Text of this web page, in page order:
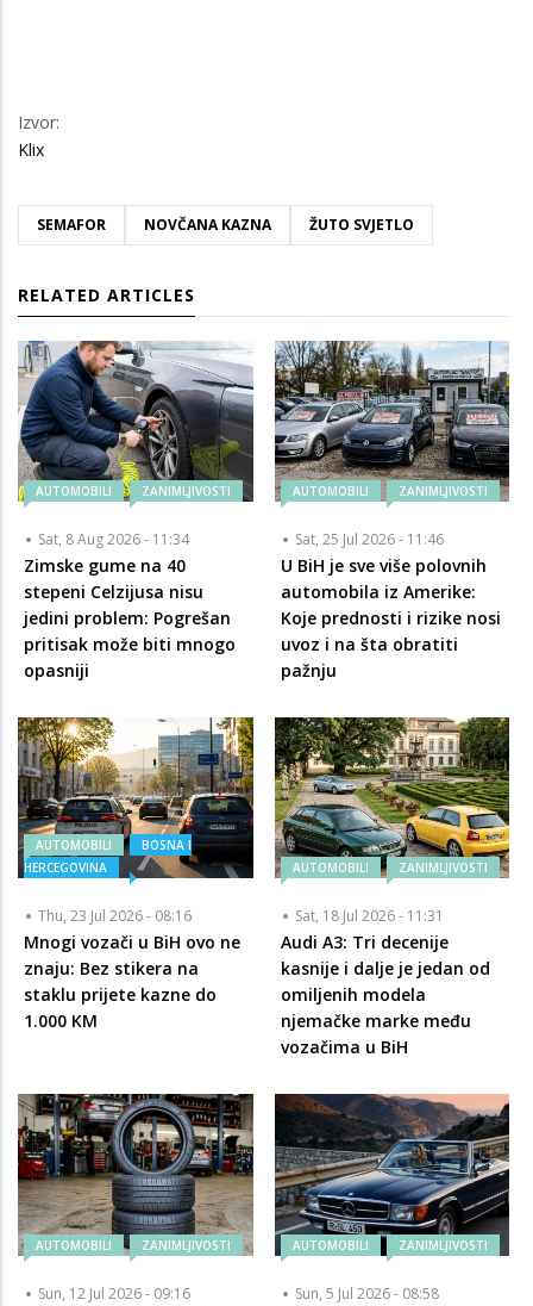
Izvor:
Klix
SEMAFOR NOVČANA KAZNA ŽUTO SVJETLO
RELATED ARTICLES
AUTOMOBILI ZANIMLJIVOSTI
Sat, 8 Aug 2026 - 11:34
Zimske gume na 40
stepeni Celzijusa nisu
jedini problem: Pogrešan
pritisak može biti mnogo
opasniji
AUTOMOBILI ZANIMLJIVOSTI
Sat, 25 Jul 2026 - 11:46
U BiH je sve više polovnih
automobila iz Amerike:
Koje prednosti i rizike nosi
uvoz i na šta obratiti
pažnju
AUTOMOBILI
BOSNA I
HERCEGOVINA
Thu, 23 Jul 2026 - 08:16
Mnogi vozači u BiH ovo ne
znaju: Bez stikera na
staklu prijete kazne do
1.000 KM
AUTOMOBILI ZANIMLJIVOSTI
Sat, 18 Jul 2026 - 11:31
Audi A3: Tri decenije
kasnije i dalje je jedan od
omiljenih modela
njemačke marke među
vozačima u BiH
AUTOMOBILI ZANIMLJIVOSTI
Sun, 12 Jul 2026 - 09:16
AUTOMOBILI ZANIMLJIVOSTI
Sun, 5 Jul 2026 - 08:58